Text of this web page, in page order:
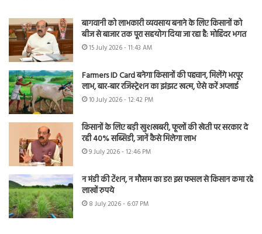
बागवानी को लाभकारी व्यवसाय बनाने के लिए किसानों को
बीज से बाजार तक पूरा सहयोग दिया जा रहा है: मोहिंदर भगत
15 July 2026 - 11:43 AM
Farmers ID Card बनेगा किसानों की पहचान, मिलेंगे भरपूर
लाभ, बार-बार रजिस्ट्रेशन का झंझट खत्म, ऐसे करें अप्लाई
10 July 2026 - 12:42 PM
किसानों के लिए बड़ी खुशखबरी, फूलों की खेती पर सरकार दे
रही 40% सब्सिडी, जानें कैसे मिलेगा लाभ
9 July 2026 - 12:46 PM
न मंडी की टेंशन, न मौसम का डर! इस फसल से किसान कमा रहे
लाखों रुपये
8 July 2026 - 6:07 PM